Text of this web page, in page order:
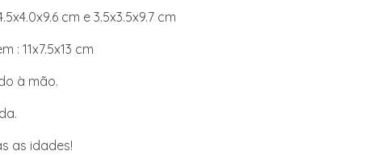
cm e 3.5x3.5x9.7 cm
: 11x7.5x13 cm
à mão.
as idades!